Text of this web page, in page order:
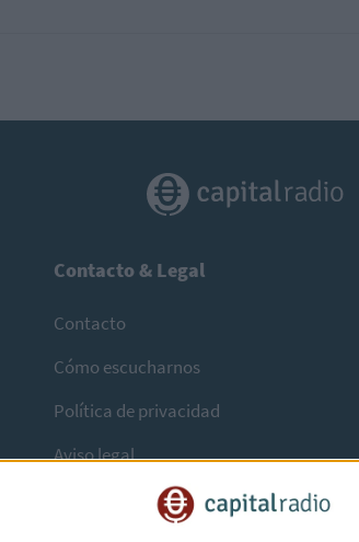
Contacto & Legal
Contacto
Cómo escucharnos
Política de privacidad
Aviso legal